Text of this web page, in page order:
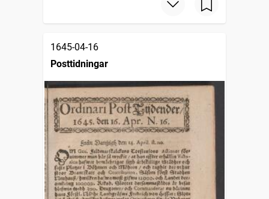
1645-04-16
Posttidningar